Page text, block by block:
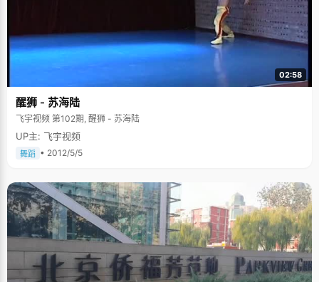
02:58
醒狮 - 苏海陆
飞宇视频 第102期, 醒狮 - 苏海陆
UP主: 飞宇视频
舞蹈 • 2012/5/5